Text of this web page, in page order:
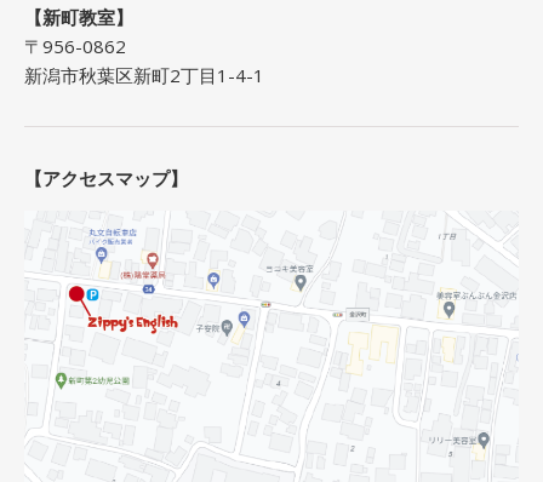
【新町教室】
〒956-0862
新潟市秋葉区新町2丁目1-4-1
【アクセスマップ】